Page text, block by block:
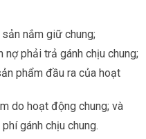
nắm giữ chung;
phải trả gánh chịu chung;
phẩm đầu ra của hoạt
do hoạt động chung; và
gánh chịu chung.